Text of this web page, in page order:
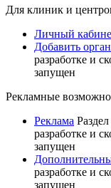
Для клиник и
Личный
Добавить
разработке и
запущен
Рекламные
Реклама
разработке и
запущен
разработке и
запущен